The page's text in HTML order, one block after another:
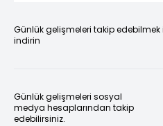
Günlük gelişmeleri takip
indirin
Günlük gelişmeleri sosyal
medya hesaplarından takip
edebilirsiniz.